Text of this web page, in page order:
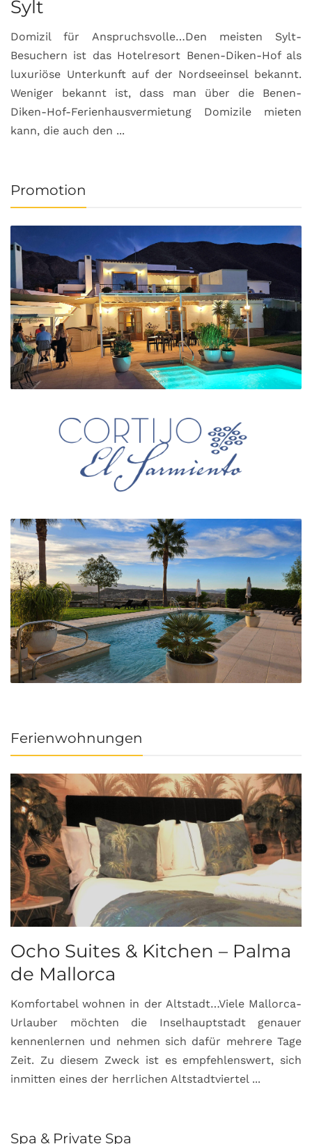
Sylt
Domizil für Anspruchsvolle…Den meisten Sylt-
Besuchern ist das Hotelresort Benen-Diken-Hof als
luxuriöse Unterkunft auf der Nordseeinsel bekannt.
Weniger bekannt ist, dass man über die Benen-
Diken-Hof-Ferienhausvermietung Domizile mieten
kann, die auch den ...
Promotion
Ferienwohnungen
Ocho Suites & Kitchen – Palma
de Mallorca
Komfortabel wohnen in der Altstadt…Viele Mallorca-
Urlauber möchten die Inselhauptstadt genauer
kennenlernen und nehmen sich dafür mehrere Tage
Zeit. Zu diesem Zweck ist es empfehlenswert, sich
inmitten eines der herrlichen Altstadtviertel ...
Spa & Private Spa